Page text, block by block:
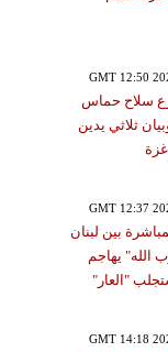
سلاح حماس
ثلاثي يدين
غزة
بين لبنان
الله" يهاجم
"العار"